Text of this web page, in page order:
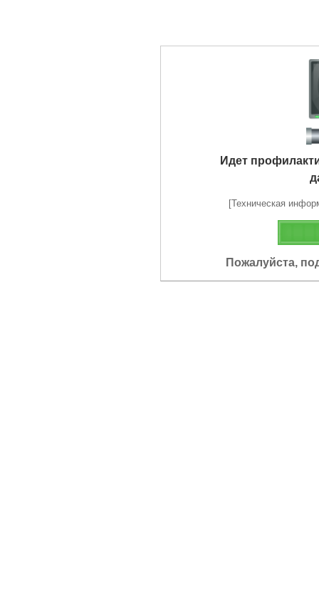
Идет
[Техническая
Пожалуйста,